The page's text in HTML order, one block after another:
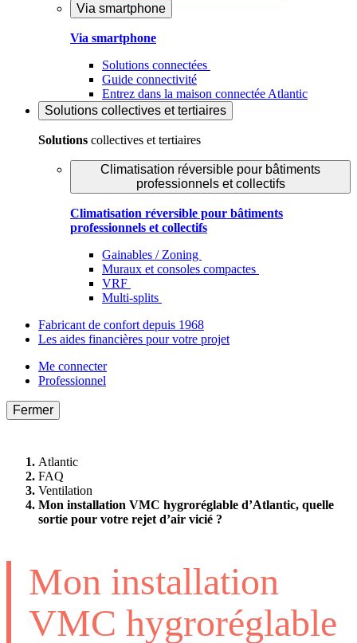
Via smartphone
Via smartphone
Solutions connectées
Guide connectivité
Entrez dans la maison connectée Atlantic
Solutions collectives et tertiaires
Solutions collectives et tertiaires
Climatisation réversible pour bâtiments
professionnels et collectifs
Climatisation réversible pour bâtiments
professionnels et collectifs
Gainables / Zoning
Muraux et consoles compactes
VRF
Multi-splits
Fabricant de confort depuis 1968
Les aides financières pour votre projet
Me connecter
Professionnel
Fermer
Atlantic
FAQ
Ventilation
Mon installation VMC hygroréglable d’Atlantic, quelle
sortie pour votre rejet d’air vicié ?
Mon installation
VMC hygroréglable